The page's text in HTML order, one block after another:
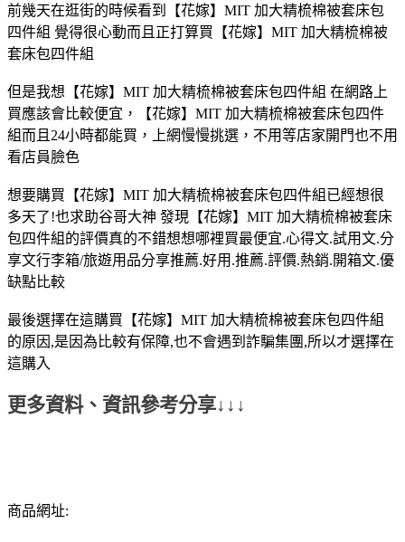
前幾天在逛街的時候看到【花嫁】MIT 加大精梳棉被套床包
四件組 覺得很心動而且正打算買【花嫁】MIT 加大精梳棉被
套床包四件組
但是我想【花嫁】MIT 加大精梳棉被套床包四件組 在網路上
買應該會比較便宜，【花嫁】MIT 加大精梳棉被套床包四件
組而且24小時都能買，上網慢慢挑選，不用等店家開門也不用
看店員臉色
想要購買【花嫁】MIT 加大精梳棉被套床包四件組已經想很
多天了!也求助谷哥大神 發現【花嫁】MIT 加大精梳棉被套床
包四件組的評價真的不錯想想哪裡買最便宜.心得文.試用文.分
享文行李箱/旅遊用品分享推薦.好用.推薦.評價.熱銷.開箱文.優
缺點比較
最後選擇在這購買【花嫁】MIT 加大精梳棉被套床包四件組
的原因,是因為比較有保障,也不會遇到詐騙集團,所以才選擇在
這購入
更多資料、資訊參考分享↓↓↓
商品網址: